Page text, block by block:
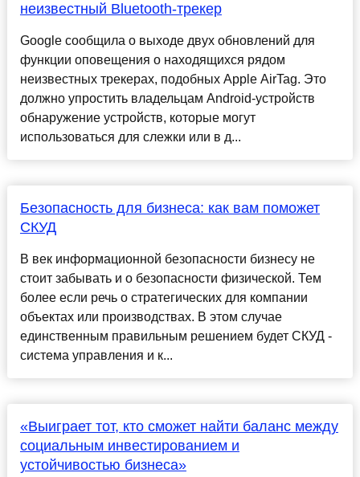
неизвестный Bluetooth-трекер
Google сообщила о выходе двух обновлений для
функции оповещения о находящихся рядом
неизвестных трекерах, подобных Apple AirTag. Это
должно упростить владельцам Android-устройств
обнаружение устройств, которые могут
использоваться для слежки или в д...
Безопасность для бизнеса: как вам поможет
СКУД
В век информационной безопасности бизнесу не
стоит забывать и о безопасности физической. Тем
более если речь о стратегических для компании
объектах или производствах. В этом случае
единственным правильным решением будет СКУД -
система управления и к...
«Выиграет тот, кто сможет найти баланс между
социальным инвестированием и
устойчивостью бизнеса»